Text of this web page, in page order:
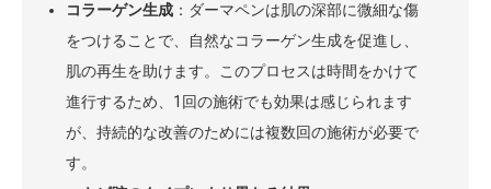
コラーゲン生成 ：ダーマペンは肌の深部に微細な傷
をつけることで、自然なコラーゲン生成を促進し、
肌の再生を助けます。このプロセスは時間をかけて
進行するため、1回の施術でも効果は感じられます
が、持続的な改善のためには複数回の施術が必要で
す。